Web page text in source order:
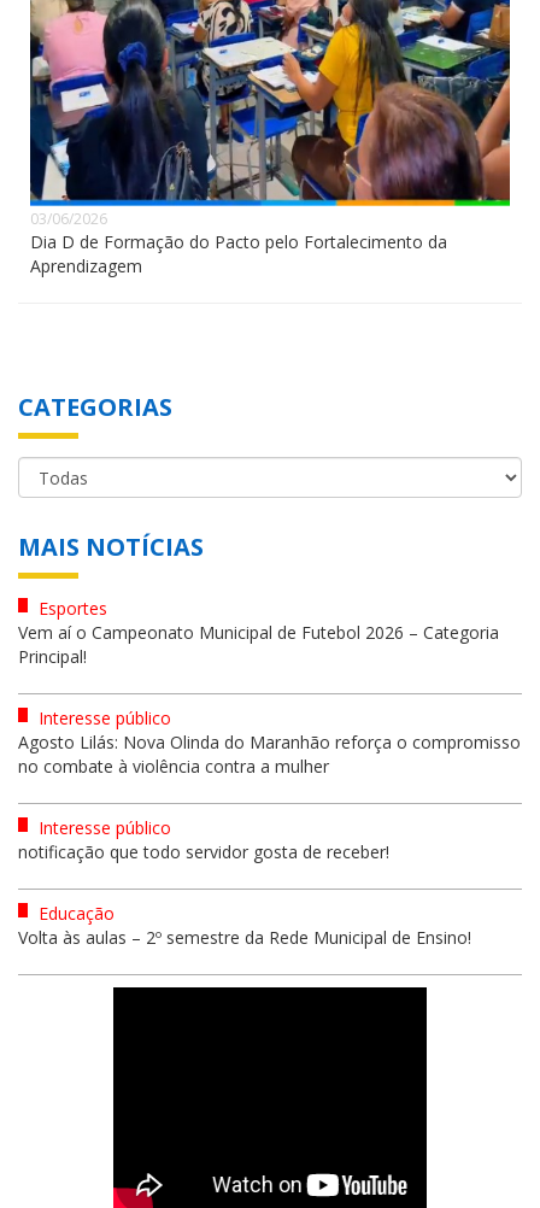
03/06/2026
Dia D de Formação do Pacto pelo Fortalecimento da
Aprendizagem
CATEGORIAS
MAIS NOTÍCIAS
Esportes
Vem aí o Campeonato Municipal de Futebol 2026 – Categoria
Principal!
Interesse público
Agosto Lilás: Nova Olinda do Maranhão reforça o compromisso
no combate à violência contra a mulher
Interesse público
notificação que todo servidor gosta de receber!
Educação
Volta às aulas – 2º semestre da Rede Municipal de Ensino!